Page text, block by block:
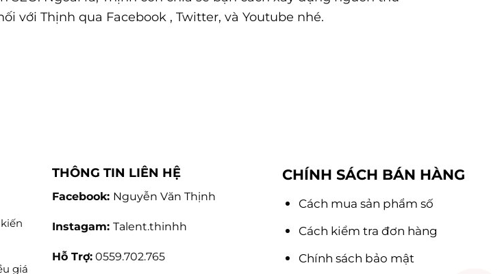
với Thịnh qua Facebook , Twitter, và Youtube nhé.
giá
THÔNG TIN LIÊN HỆ
Facebook: Nguyễn Văn Thịnh
Instagam: Talent.thinhh
Hỗ Trợ: 0559.702.765
CHÍNH SÁCH BÁN HÀNG
Cách mua sản phẩm số
Cách kiểm tra đơn hàng
Chính sách bảo mật